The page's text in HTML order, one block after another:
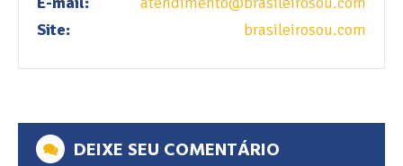
Site:
brasileirosou.com
DEIXE SEU COMENTÁRIO